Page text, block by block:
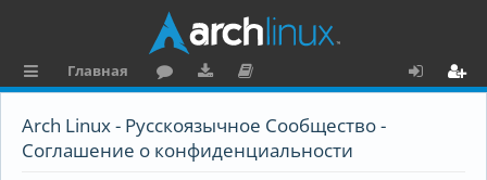
ы
Главная
ру
ру
ку
Arch Linux - Русскоязычное Сообщество -
Соглашение о конфиденциальности